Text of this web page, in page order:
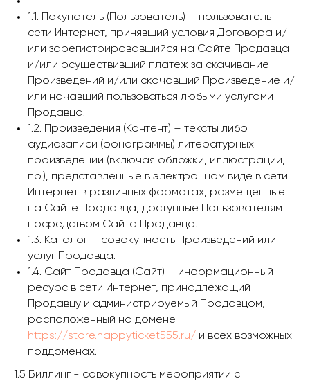
1.1. Покупатель (Пользователь) – пользователь
сети Интернет, принявший условия Договора и/
или зарегистрировавшийся на Сайте Продавца
и/или осуществивший платеж за скачивание
Произведений и/или скачавший Произведение и/
или начавший пользоваться любыми услугами
Продавца.
1.2. Произведения (Контент) – тексты либо
аудиозаписи (фонограммы) литературных
произведений (включая обложки, иллюстрации,
пр.), представленные в электронном виде в сети
Интернет в различных форматах, размещенные
на Сайте Продавца, доступные Пользователям
посредством Сайта Продавца.
1.3. Каталог – совокупность Произведений или
услуг Продавца.
1.4. Сайт Продавца (Сайт) – информационный
ресурс в сети Интернет, принадлежащий
Продавцу и администрируемый Продавцом,
расположенный на домене
https://store.happyticket555.ru/ и всех возможных
поддоменах.
1.5 Биллинг - совокупность мероприятий с